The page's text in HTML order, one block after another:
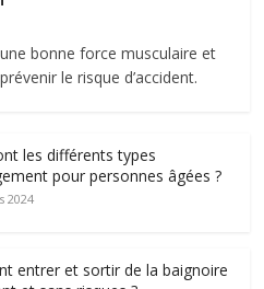
bonne force musculaire et
le risque d’accident.
les différents types
pour personnes âgées ?
2024
entrer et sortir de la baignoire